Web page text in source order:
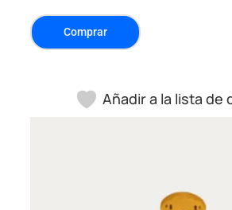
Comprar
Añadir a la lista de